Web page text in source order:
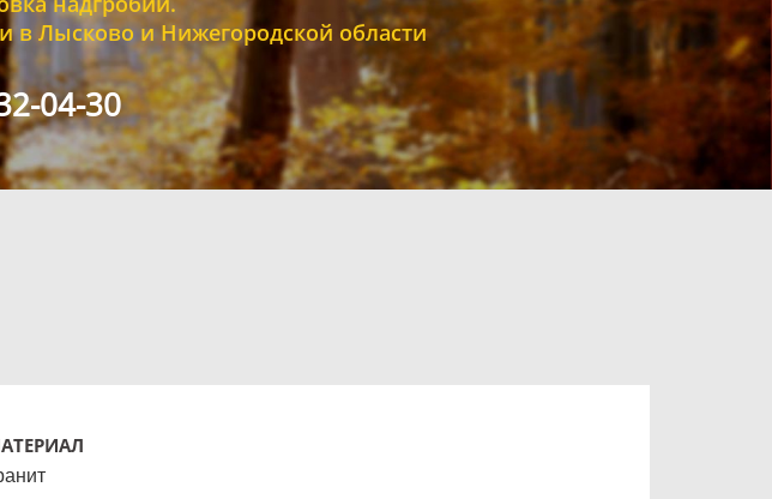
Лысково и Нижегородской области
04-30